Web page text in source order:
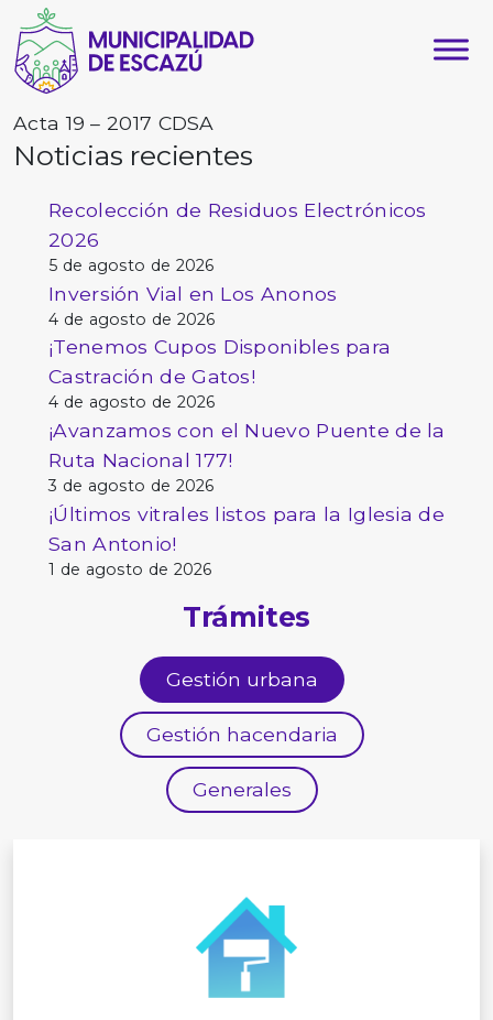
Acta 19 – 2017 CDSA
Noticias recientes
Recolección de Residuos Electrónicos
2026
5 de agosto de 2026
Inversión Vial en Los Anonos
4 de agosto de 2026
¡Tenemos Cupos Disponibles para
Castración de Gatos!
4 de agosto de 2026
¡Avanzamos con el Nuevo Puente de la
Ruta Nacional 177!
3 de agosto de 2026
¡Últimos vitrales listos para la Iglesia de
San Antonio!
1 de agosto de 2026
Trámites
Gestión urbana
Gestión hacendaria
Generales